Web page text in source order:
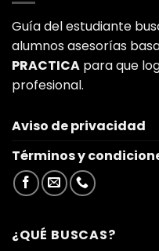
Guía del estudiante
alumnos asesorías
PRACTICA para que
profesional.
Aviso de privacidad
Términos y
¿QUÉ BUSCAS?